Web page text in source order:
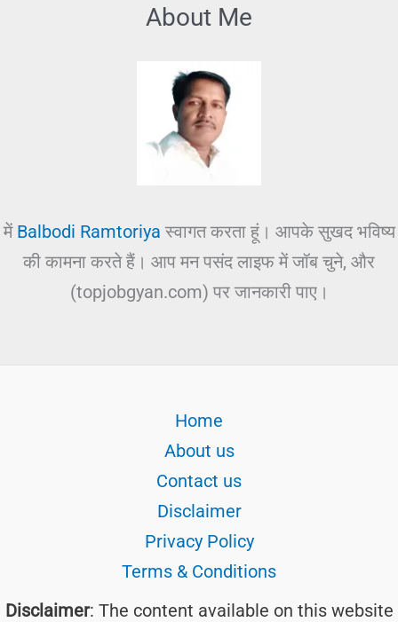
About Me
में Balbodi Ramtoriya स्वागत करता हूं। आपके सुखद भविष्य
की कामना करते हैं। आप मन पसंद लाइफ में जॉब चुने, और
(topjobgyan.com) पर जानकारी पाए।
Home
About us
Contact us
Disclaimer
Privacy Policy
Terms & Conditions
Disclaimer: The content available on this website